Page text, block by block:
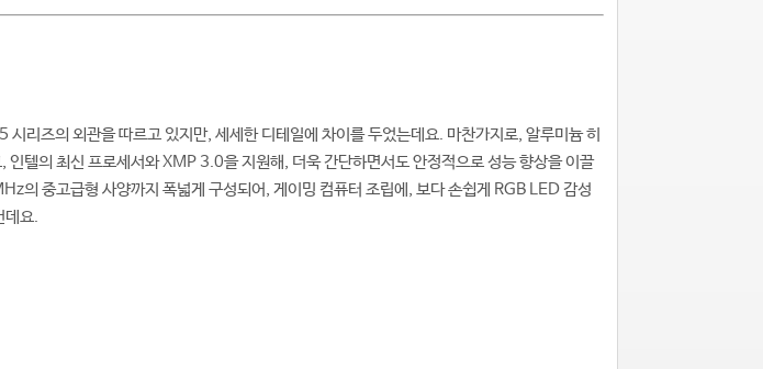
즈의 외관을 따르고 있지만, 세세한 디테일에 차이를 두었는데요. 마찬가지로, 알루미늄 히
텔의 최신 프로세서와 XMP 3.0을 지원해, 더욱 간단하면서도 안정적으로 성능 향상을 이끌
중고급형 사양까지 폭넓게 구성되어, 게이밍 컴퓨터 조립에, 보다 손쉽게 RGB LED 감성
데요.